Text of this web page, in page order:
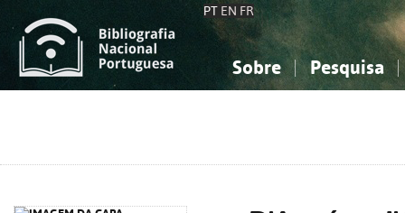
PT EN FR
Sobre Pesquisa